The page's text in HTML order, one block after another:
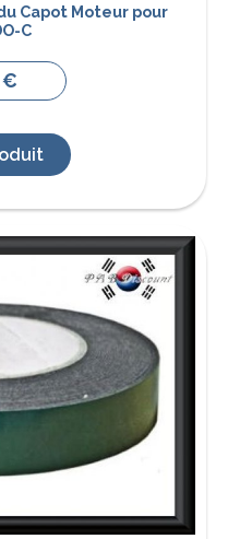
Capot Moteur pour
C
€